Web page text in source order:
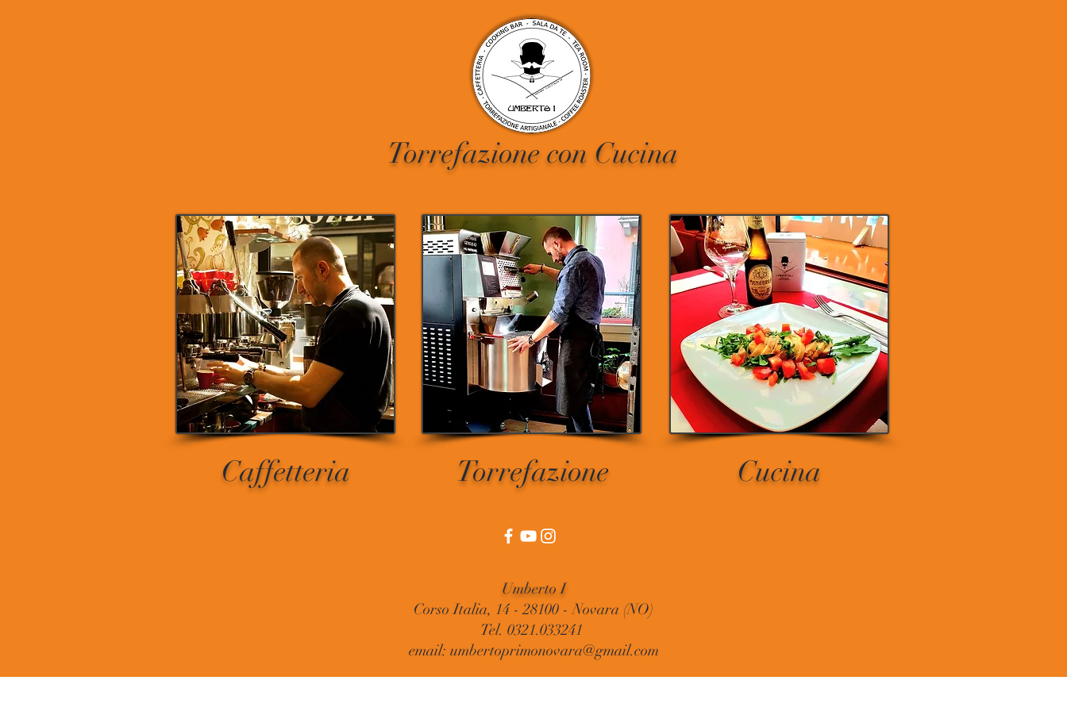
Torrefazione con Cucina
Caffetteria Torrefazione Cucina
Umberto I
Corso Italia, 14 - 28100 - Novara (NO)
Tel. 0321.033241
email: umbertoprimonovara@gmail.com